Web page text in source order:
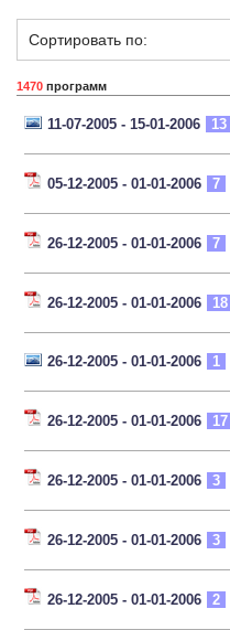
Сортировать по:
1470 программ
11-07-2005 - 15-01-2006 13
05-12-2005 - 01-01-2006 7
26-12-2005 - 01-01-2006 7
26-12-2005 - 01-01-2006 18
26-12-2005 - 01-01-2006 1
26-12-2005 - 01-01-2006 17
26-12-2005 - 01-01-2006 3
26-12-2005 - 01-01-2006 3
26-12-2005 - 01-01-2006 2